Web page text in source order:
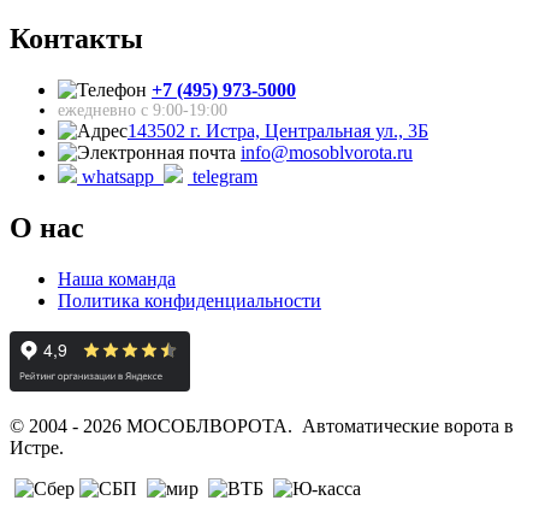
Контакты
+7 (495) 973-5000
ежедневно с 9:00-19:00
143502 г. Истра, Центральная ул., 3Б
info@mosoblvorota.ru
whatsapp
telegram
О нас
Наша команда
Политика конфиденциальности
© 2004 - 2026 МОСОБЛВОРОТА. Автоматические ворота в
Истре.